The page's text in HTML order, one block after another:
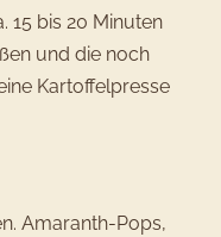
15 bis 20 Minuten
und die noch
Kartoffelpresse
Amaranth-Pops,